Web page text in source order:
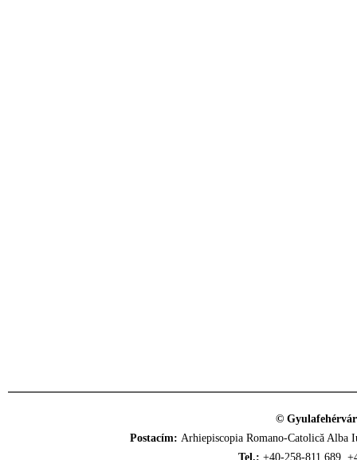
©
Postacím: Arhiepiscopia Romano-Catolică
Tel.: +40-258-811.689,